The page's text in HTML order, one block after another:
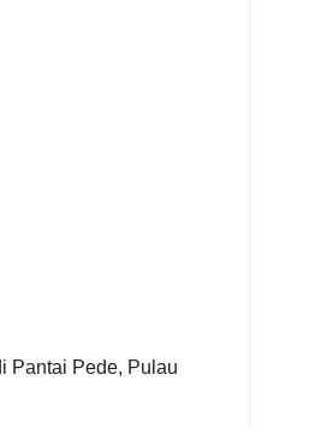
Pantai Pede, Pulau